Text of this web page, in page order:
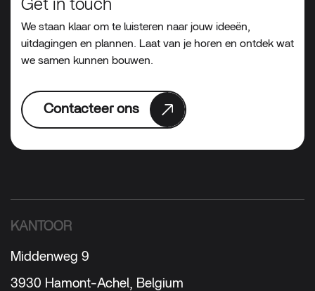
Get in touch
We staan klaar om te luisteren naar jouw ideeën,
uitdagingen en plannen. Laat van je horen en ontdek wat
we samen kunnen bouwen.
Contacteer ons
KANTOOR
Middenweg 9
3930 Hamont-Achel, Belgium